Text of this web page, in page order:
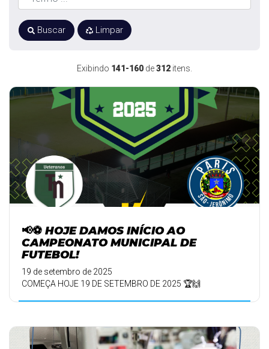
Exibindo 141-160 de312 itens.
📢⚽ HOJE DAMOS INÍCIO AO
CAMPEONATO MUNICIPAL DE
FUTEBOL!
19 de setembro de 2025
COMEÇA HOJE 19 DE SETEMBRO DE 2025 🏆🙌
Buscar Limpar